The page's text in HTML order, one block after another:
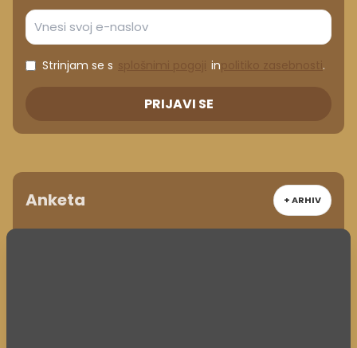
Strinjam se s in .
PRIJAVI SE
Anketa + ARHIV